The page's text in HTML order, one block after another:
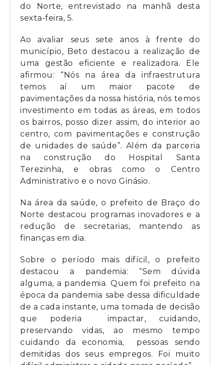
do Norte, entrevistado na manhã desta
sexta-feira, 5.
Ao avaliar seus sete anos à frente do
município, Beto destacou a realização de
uma gestão eficiente e realizadora. Ele
afirmou: “Nós na área da infraestrutura
temos aí um maior pacote de
pavimentações da nossa história, nós temos
investimento em todas as áreas, em todos
os bairros, posso dizer assim, do interior ao
centro, com pavimentações e construção
de unidades de saúde”. Além da parceria
na construção do Hospital Santa
Terezinha, e obras como o Centro
Administrativo e o novo Ginásio.
Na área da saúde, o prefeito de Braço do
Norte destacou programas inovadores e a
redução de secretarias, mantendo as
finanças em dia.
Sobre o período mais difícil, o prefeito
destacou a pandemia: “Sem dúvida
alguma, a pandemia. Quem foi prefeito na
época da pandemia sabe dessa dificuldade
de a cada instante, uma tomada de decisão
que poderia impactar, cuidando,
preservando vidas, ao mesmo tempo
cuidando da economia, pessoas sendo
demitidas dos seus empregos. Foi muito